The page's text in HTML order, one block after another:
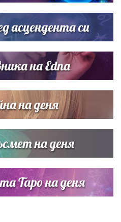
заедно на яхта
асцендента си
на Edna
на деня
на деня
Таро на деня